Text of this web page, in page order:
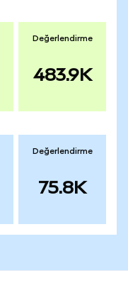
Değerlendirme
483.9K
Değerlendirme
75.8K